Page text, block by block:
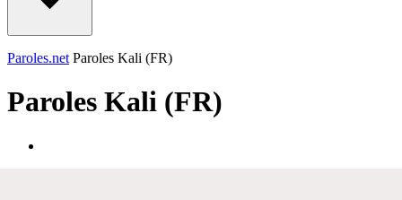
Paroles.net Paroles Kali (FR)
Paroles Kali (FR)